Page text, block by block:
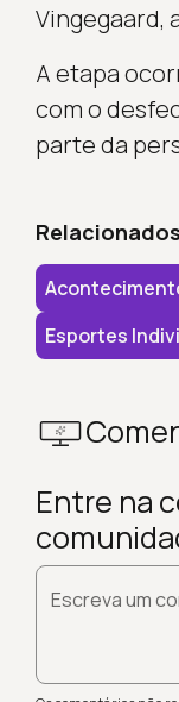
Vingegaard,
A etapa
com o
parte da
Esportes
Entre na
Escreva um